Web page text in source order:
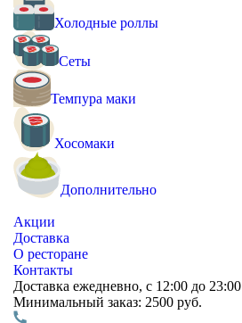
Холодные роллы
Сеты
Темпура маки
Хосомаки
Дополнительно
Акции
Доставка
О ресторане
Контакты
Доставка ежедневно, с 12:00 до 23:00
Минимальный заказ: 2500 руб.